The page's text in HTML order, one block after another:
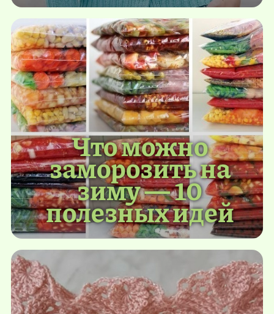
Что можно
заморозить на
зиму — 10
полезных идей